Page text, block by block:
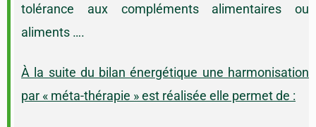
tolérance aux compléments alimentaires ou
aliments ….
À la suite du bilan énergétique une harmonisation
par « méta-thérapie » est réalisée elle permet de :